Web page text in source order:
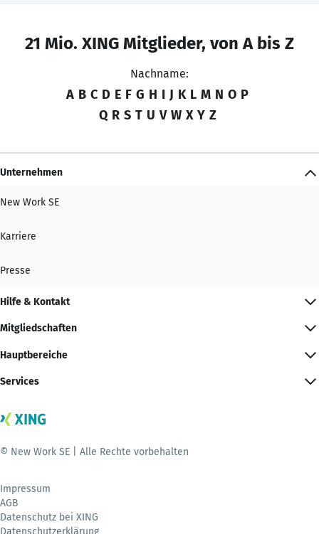
21 Mio. XING Mitglieder, von A bis Z
Nachname:
A B C D E F G H I J K L M N O P
Q R S T U V W X Y Z
Unternehmen
New Work SE
Karriere
Presse
Hilfe & Kontakt
Mitgliedschaften
Hauptbereiche
Services
© New Work SE | Alle Rechte vorbehalten
Impressum
AGB
Datenschutz bei XING
Datenschutzerklärung